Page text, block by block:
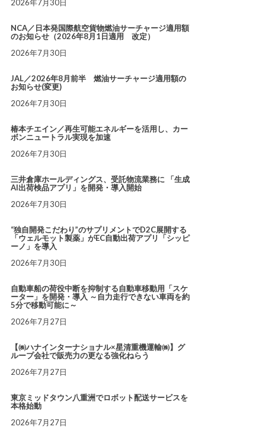
2026年7月30日
NCA／日本発国際航空貨物燃油サーチャージ適用額
のお知らせ（2026年8月1日適用 改定）
2026年7月30日
JAL／2026年8月前半 燃油サーチャージ適用額の
お知らせ(変更)
2026年7月30日
椿本チエイン／再生可能エネルギーを活用し、カー
ボンニュートラル実現を加速
2026年7月30日
三井倉庫ホールディングス、受託物流業務に 「生成
AI出荷検品アプリ」を開発・導入開始
2026年7月30日
“独自開発こだわり”のサプリメントでD2C展開する
「ウェルモット製薬」がEC自動出荷アプリ「シッピ
ーノ」を導入
2026年7月30日
自動車船の荷役中断を抑制する自動車移動用「スケ
ーター」を開発・導入 ～自力走行できない車両を約
5分で移動可能に～
2026年7月27日
【㈱ハナインターナショナル×星清重機運輸㈱】グ
ループ会社で販売力の更なる強化ねらう
2026年7月27日
東京ミッドタウン八重洲でロボット配送サービスを
本格始動
2026年7月27日